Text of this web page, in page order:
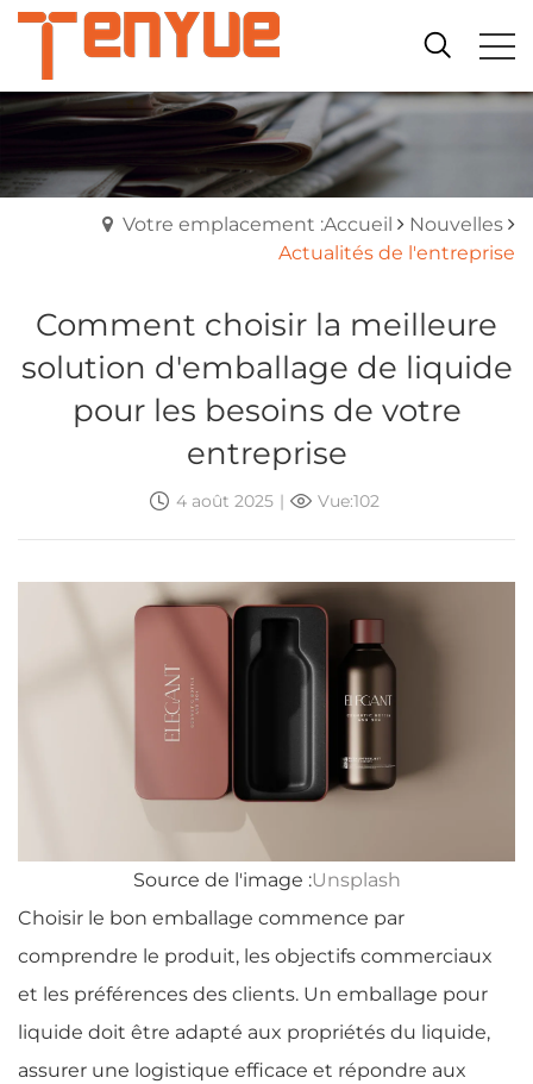
Votre emplacement :Accueil
Nouvelles
Actualités de l'entreprise
Comment choisir la meilleure
solution d'emballage de liquide
pour les besoins de votre
entreprise
4 août 2025 | Vue:102
Source de l'image :Unsplash
Choisir le bon emballage commence par
comprendre le produit, les objectifs commerciaux
et les préférences des clients. Un emballage pour
liquide doit être adapté aux propriétés du liquide,
assurer une logistique efficace et répondre aux